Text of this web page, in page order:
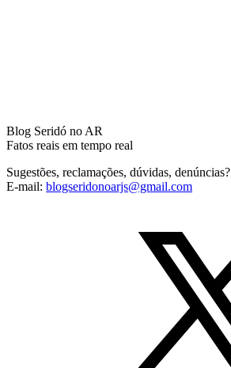
Blog Seridó no AR
Fatos reais em tempo real
Sugestões, reclamações, dúvidas, denúncias?
E-mail: blogseridonoarjs@gmail.com